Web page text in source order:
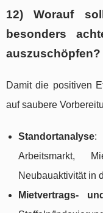
12) Worauf
besonders
auszuschöpfen?
Damit die positiven
auf saubere
Standortanalyse:
Arbeitsmarkt,
Neubauaktivität in
Mietvertrags-